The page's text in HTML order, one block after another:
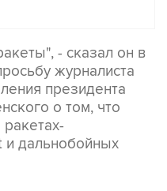
- сказал он в
журналиста
президента
о том, что
и дальнобойных